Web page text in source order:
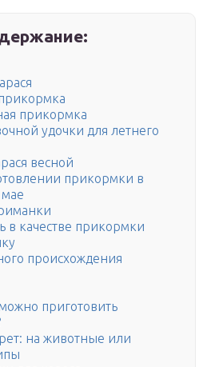
прикормка
удочки для летнего
весной
прикормки в
в качестве прикормки
происхождения
приготовить
на животные или